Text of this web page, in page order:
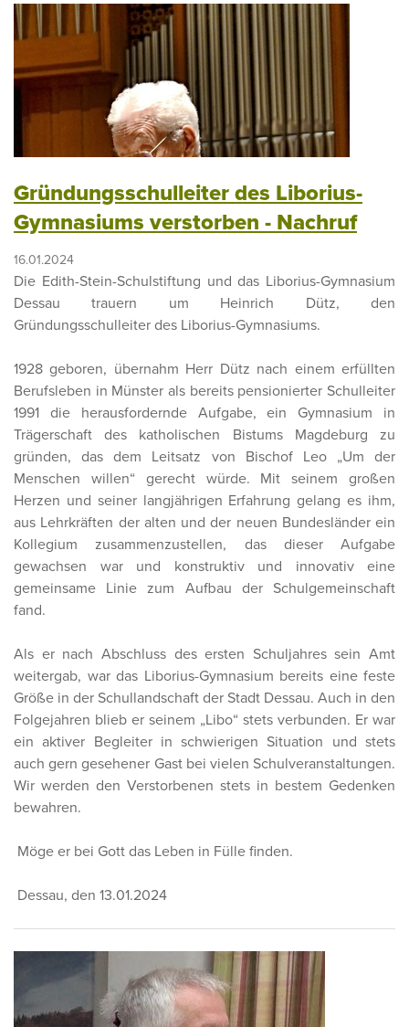
Gründungsschulleiter des Liborius-
Gymnasiums verstorben - Nachruf
16.01.2024
Die Edith-Stein-Schulstiftung und das Liborius-Gymnasium
Dessau trauern um Heinrich Dütz, den
Gründungsschulleiter des Liborius-Gymnasiums.
1928 geboren, übernahm Herr Dütz nach einem erfüllten
Berufsleben in Münster als bereits pensionierter Schulleiter
1991 die herausfordernde Aufgabe, ein Gymnasium in
Trägerschaft des katholischen Bistums Magdeburg zu
gründen, das dem Leitsatz von Bischof Leo „Um der
Menschen willen“ gerecht würde. Mit seinem großen
Herzen und seiner langjährigen Erfahrung gelang es ihm,
aus Lehrkräften der alten und der neuen Bundesländer ein
Kollegium zusammenzustellen, das dieser Aufgabe
gewachsen war und konstruktiv und innovativ eine
gemeinsame Linie zum Aufbau der Schulgemeinschaft
fand.
Als er nach Abschluss des ersten Schuljahres sein Amt
weitergab, war das Liborius-Gymnasium bereits eine feste
Größe in der Schullandschaft der Stadt Dessau. Auch in den
Folgejahren blieb er seinem „Libo“ stets verbunden. Er war
ein aktiver Begleiter in schwierigen Situation und stets
auch gern gesehener Gast bei vielen Schulveranstaltungen.
Wir werden den Verstorbenen stets in bestem Gedenken
bewahren.
Möge er bei Gott das Leben in Fülle finden.
Dessau, den 13.01.2024